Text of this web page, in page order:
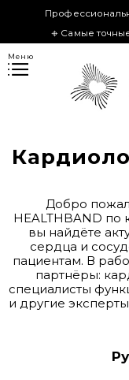
𖦏 Самые
Меню
Добро
HEALTHBAND по
вы найдёте
сердца и
пациентам. В
партнёры:
специалисты
и другие